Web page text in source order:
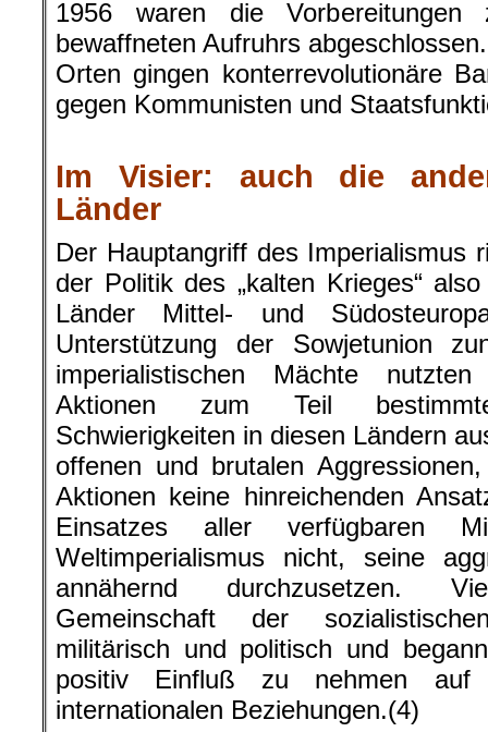
.
Im Visier: auch die
Länder
der Politik des „kalten Krieges“
Länder Mittel- und
Unterstützung der Sowjetunion
imperialistischen Mächte
Aktionen zum Teil bestimmte
Schwierigkeiten in diesen Ländern
offenen und brutalen
Aktionen keine hinreichenden
Einsatzes aller verfügbaren
Weltimperialismus nicht, seine
annähernd durchzusetzen.
Gemeinschaft der
militärisch und politisch und
positiv Einfluß zu nehmen auf
internationalen Beziehungen.(4)
Das Scheitern dieser gegen
gerichteten Politik des
nachdrücklich, daß sich das
Verlaufe der fünfziger Jahre